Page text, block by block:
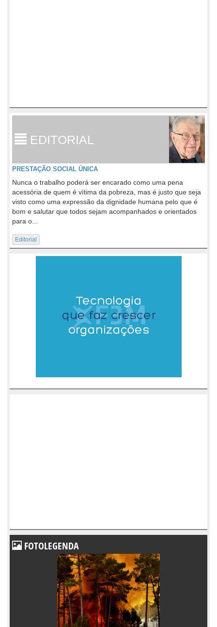
EDITORIAL
PRESTAÇÃO SOCIAL ÚNICA
Nunca o trabalho poderá ser encarado como uma pena
acessória de quem é vítima da pobreza, mas é justo que seja
visto como uma expressão da dignidade humana pelo que é
bom e salutar que todos sejam acompanhados e orientados
para o...
Editorial
FOTOLEGENDA